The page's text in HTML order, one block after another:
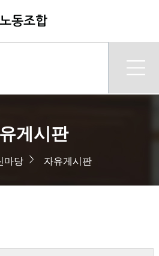
게시판
마당 자유게시판